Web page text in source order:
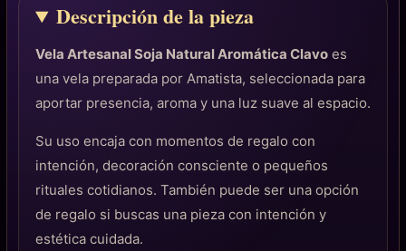
Descripción de la pieza
Vela Artesanal Soja Natural Aromática Clavo es
una vela preparada por Amatista, seleccionada para
aportar presencia, aroma y una luz suave al espacio.
Su uso encaja con momentos de regalo con
intención, decoración consciente o pequeños
rituales cotidianos. También puede ser una opción
de regalo si buscas una pieza con intención y
estética cuidada.